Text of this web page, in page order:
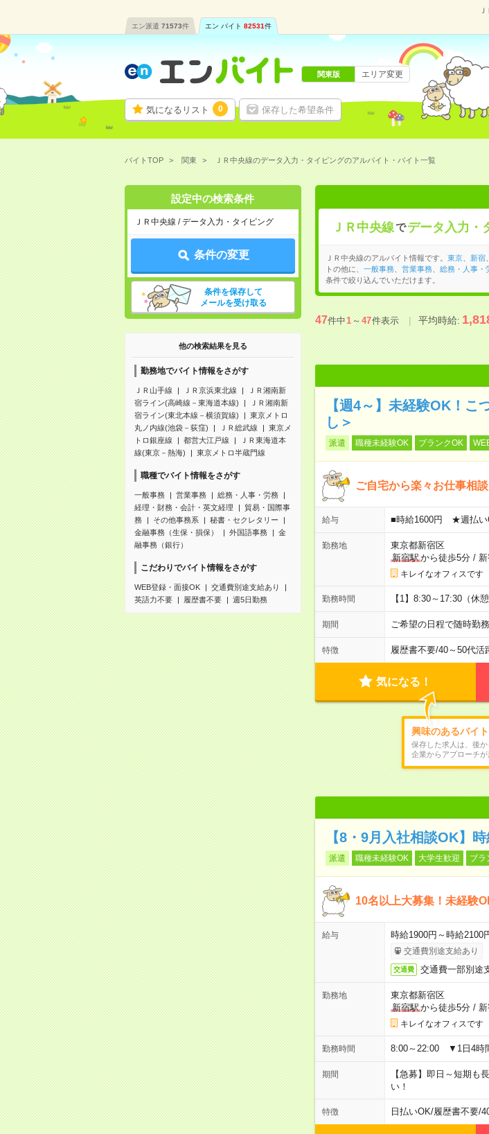
エン派遣 71573件 エン バイト 82531件
気になるリスト 0 保存した希望条件
関東版 エリア変更
バイトTOP 関東 ＪＲ中央線のデータ入力・タイピングのアルバイト・バイト一覧
設定中の検索条件
ＪＲ中央線 / データ入力・タイピング
条件の変更
条件を保存して
メールを受け取る
他の検索結果を見る
勤務地でバイト情報をさがす
ＪＲ山手線 ＪＲ京浜東北線
ＪＲ湘南新
宿ライン(高崎線－東海道本線)
ＪＲ湘南新
宿ライン(東北本線－横須賀線)
東京メトロ
丸ノ内線(池袋－荻窪)
ＪＲ総武線
東京メ
トロ銀座線
都営大江戸線
ＪＲ東海道本
線(東京－熱海)
東京メトロ半蔵門線
職種でバイト情報をさがす
一般事務 営業事務
総務・人事・労務
経理・財務・会計・英文経理
貿易・国際事
務
その他事務系
秘書・セクレタリー
金融事務（生保・損保）
外国語事務
金
融事務（銀行）
こだわりでバイト情報をさがす
WEB登録・面接OK
交通費別途支給あり
英語力不要
履歴書不要 週5日勤務
ＪＲ中央線で データ入力・
ＪＲ中央線のアルバイト情報です。 東京、 新宿、
トの他に、 一般事務、 営業事務、 総務・人事・
条件で絞り込んでいただけます。
47件中1～47件表示 平均時給:
【週4～】未経験OK！こ
し＞
派遣 職種未経験OK ブランクOK
ご自宅から楽々お仕事相
給与 ■時給1600円 ★週払
勤務地
東京都新宿区
新宿駅から徒歩5分/
キレイなオフィスです
勤務時間 【1】8:30～17:30（休
期間 ご希望の日程で随時勤
特徴 履歴書不要/40～50代活
気になる！
興味のあるバイト
保存した求人は、後か
企業からアプローチが
【8・9月入社相談OK】
派遣 職種未経験OK 大学生歓迎 ブラ
10名以上大募集！未経験
給与 時給1900円～時給
交通費別途支給あり
交通費 交通費一部別
勤務地
東京都新宿区
新宿駅から徒歩5分/
キレイなオフィスです
勤務時間 8:00～22:00 ▼1日4時
期間
【急募】即日～短期も
い！
特徴 日払いOK/履歴書不要/